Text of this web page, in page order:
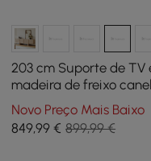
203 cm Suporte de TV
madeira de freixo
preto com armários
Novo Preço Mais Baixo
849,99 € 899,99 €